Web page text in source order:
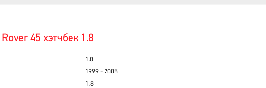
45 хэтчбек 1.8
1.8
1999 - 2005
1,8